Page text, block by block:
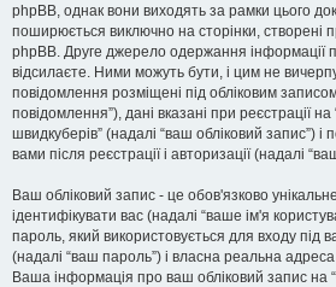
phpBB, однак вони виходять за рамки цього
поширюється виключно на сторінки, створені
phpBB. Друге джерело одержання інформації
відсилаєте. Ними можуть бути, і цим не
повідомлення розміщені під обліковим
повідомлення”), дані вказані при реєстрації
швидкуберів” (надалі “ваш обліковий запис”) і
вами після реєстрації і авторизації (надалі
Ваш обліковий запис - це обов'язково
ідентифікувати вас (надалі “ваше ім'я
пароль, який використовується для входу під
(надалі “ваш пароль”) і власна реальна
Ваша інформація про ваш обліковий запис на